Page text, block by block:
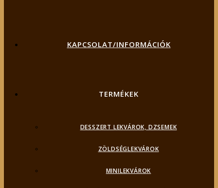
KAPCSOLAT/INFORMÁCIÓK
TERMÉKEK
DESSZERT LEKVÁROK, DZSEMEK
ZÖLDSÉGLEKVÁROK
MINILEKVÁROK